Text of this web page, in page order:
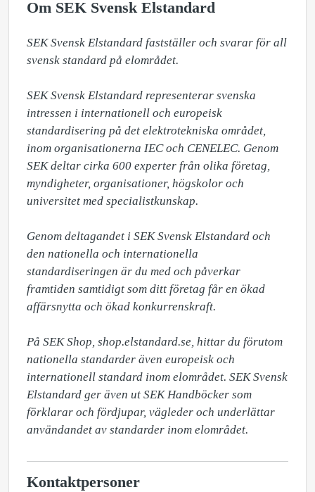
Om SEK Svensk Elstandard
SEK Svensk Elstandard fastställer och svarar för all
svensk standard på elområdet.
SEK Svensk Elstandard representerar svenska
intressen i internationell och europeisk
standardisering på det elektrotekniska området,
inom organisationerna IEC och CENELEC. Genom
SEK deltar cirka 600 experter från olika företag,
myndigheter, organisationer, högskolor och
universitet med specialistkunskap.
Genom deltagandet i SEK Svensk Elstandard och
den nationella och internationella
standardiseringen är du med och påverkar
framtiden samtidigt som ditt företag får en ökad
affärsnytta och ökad konkurrenskraft.
På SEK Shop, shop.elstandard.se, hittar du förutom
nationella standarder även europeisk och
internationell standard inom elområdet. SEK Svensk
Elstandard ger även ut SEK Handböcker som
förklarar och fördjupar, vägleder och underlättar
användandet av standarder inom elområdet.
Kontaktpersoner